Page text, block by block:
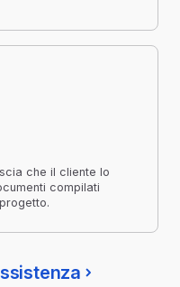
che il cliente lo
compilati